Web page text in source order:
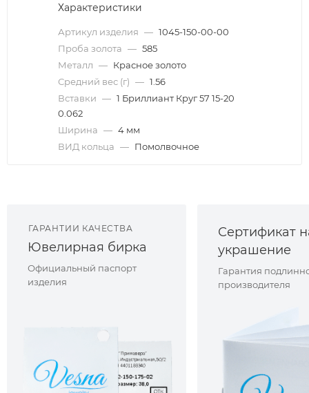
Характеристики
Артикул изделия — 1045-150-00-00
Проба золота — 585
Металл — Красное золото
Средний вес (г) — 1.56
Вставки — 1 Бриллиант Круг 57 15-20
0.062
Ширина — 4 мм
ВИД кольца — Помолвочное
ГАРАНТИИ КАЧЕСТВА
Ювелирная бирка
Официальный паспорт
изделия
Сертификат
украшение
Гарантия
производителя